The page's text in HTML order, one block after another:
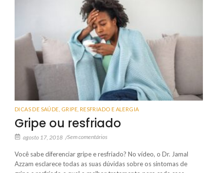
DICAS DE SAÚDE GRIPE, RESFRIADO E ALERGIA
Gripe ou resfriado
agosto 17, 2018 /Sem comentários
Você sabe diferenciar gripe e resfriado? No vídeo, o Dr. Jamal
Azzam esclarece todas as suas dúvidas sobre os sintomas de